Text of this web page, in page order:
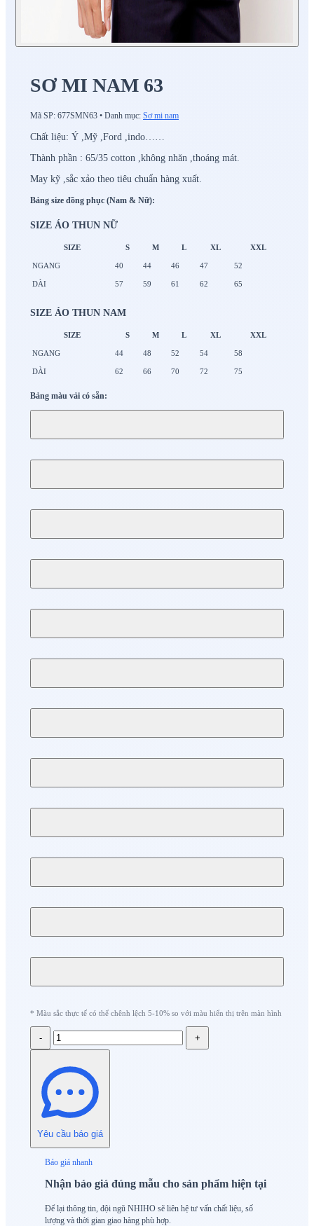
SƠ MI NAM 63
Mã SP: 677SMN63 • Danh mục: Sơ mi nam
Chất liệu: Ý ,Mỹ ,Ford ,indo……
Thành phần : 65/35 cotton ,không nhăn ,thoáng mát.
May kỹ ,sắc xảo theo tiêu chuẩn hàng xuất.
Bảng size đồng phục (Nam & Nữ):
SIZE ÁO THUN NỮ
SIZE S M L XL XXL
NGANG 40 44 46 47 52
DÀI 57 59 61 62 65
SIZE ÁO THUN NAM
SIZE S M L XL XXL
NGANG 44 48 52 54 58
DÀI 62 66 70 72 75
Bảng màu vải có sẵn:
* Màu sắc thực tế có thể chênh lệch 5-10% so với màu hiển thị trên màn hình
- +
Yêu cầu báo giá
Báo giá nhanh
Nhận báo giá đúng mẫu cho sản phẩm hiện tại
Để lại thông tin, đội ngũ NHIHO sẽ liên hệ tư vấn chất liệu, số
lượng và thời gian giao hàng phù hợp.